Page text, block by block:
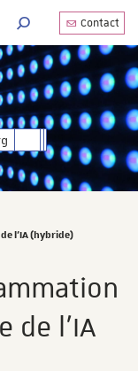
MOTEUR DE
Contact
l'IA (hybride)
de l'IA